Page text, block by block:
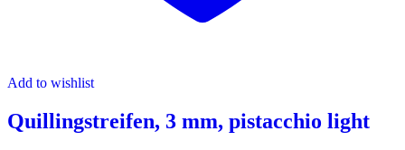
Add to wishlist
Quillingstreifen, 3 mm, pistacchio light